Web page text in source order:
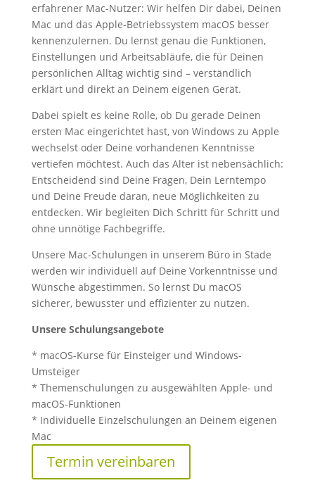
erfahrener Mac-Nutzer: Wir helfen Dir dabei, Deinen
Mac und das Apple-Betriebssystem macOS besser
kennenzulernen. Du lernst genau die Funktionen,
Einstellungen und Arbeitsabläufe, die für Deinen
persönlichen Alltag wichtig sind – verständlich
erklärt und direkt an Deinem eigenen Gerät.
Dabei spielt es keine Rolle, ob Du gerade Deinen
ersten Mac eingerichtet hast, von Windows zu Apple
wechselst oder Deine vorhandenen Kenntnisse
vertiefen möchtest. Auch das Alter ist nebensächlich:
Entscheidend sind Deine Fragen, Dein Lerntempo
und Deine Freude daran, neue Möglichkeiten zu
entdecken. Wir begleiten Dich Schritt für Schritt und
ohne unnötige Fachbegriffe.
Unsere Mac-Schulungen in unserem Büro in Stade
werden wir individuell auf Deine Vorkenntnisse und
Wünsche abgestimmen. So lernst Du macOS
sicherer, bewusster und effizienter zu nutzen.
Unsere Schulungsangebote
* macOS-Kurse für Einsteiger und Windows-
Umsteiger
* Themenschulungen zu ausgewählten Apple- und
macOS-Funktionen
* Individuelle Einzelschulungen an Deinem eigenen
Mac
Termin vereinbaren